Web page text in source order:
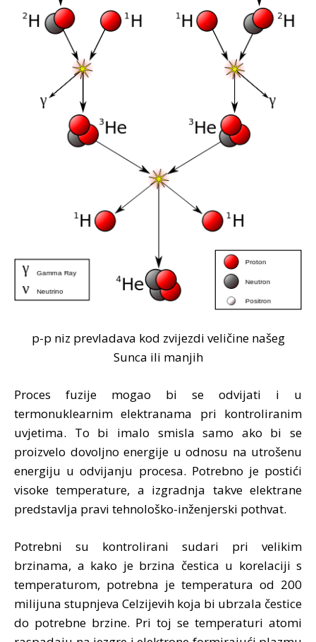
p-p niz prevladava kod zvijezdi veličine našeg
Sunca ili manjih
Proces fuzije mogao bi se odvijati i u
termonuklearnim elektranama pri kontroliranim
uvjetima. To bi imalo smisla samo ako bi se
proizvelo dovoljno energije u odnosu na utrošenu
energiju u odvijanju procesa. Potrebno je postići
visoke temperature, a izgradnja takve elektrane
predstavlja pravi tehnološko-inženjerski pothvat.
Potrebni su kontrolirani sudari pri velikim
brzinama, a kako je brzina čestica u korelaciji s
temperaturom, potrebna je temperatura od 200
milijuna stupnjeva Celzijevih koja bi ubrzala čestice
do potrebne brzine. Pri toj se temperaturi atomi